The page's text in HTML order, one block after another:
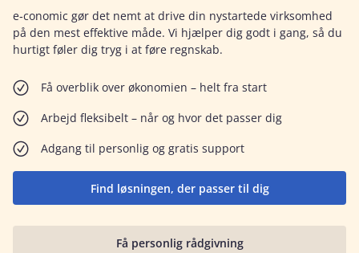
e‑conomic gør det nemt at drive din nystartede virksomhed
på den mest effektive måde. Vi hjælper dig godt i gang, så du
hurtigt føler dig tryg i at føre regnskab.
Få overblik over økonomien – helt fra start
Arbejd fleksibelt – når og hvor det passer dig
Adgang til personlig og gratis support
Find løsningen, der passer til dig
Få personlig rådgivning